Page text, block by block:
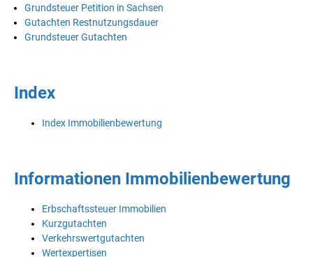
Grundsteuer Petition in Sachsen
Gutachten Restnutzungsdauer
Grundsteuer Gutachten
Index
Index Immobilienbewertung
Informationen Immobilienbewertung
Erbschaftssteuer Immobilien
Kurzgutachten
Verkehrswertgutachten
Wertexpertisen